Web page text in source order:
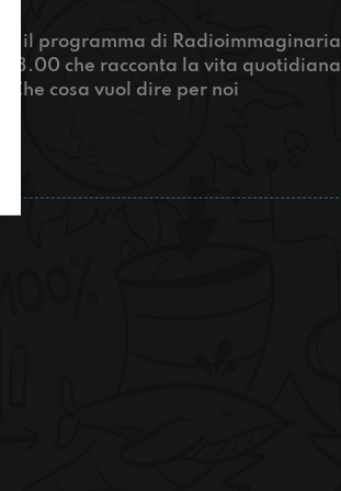
il programma di Radioimmaginaria
che racconta la vita quotidiana
cosa vuol dire per noi